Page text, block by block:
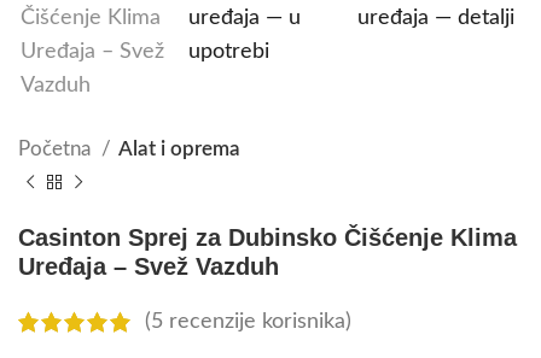
Početna Alat i oprema
Casinton Sprej za Dubinsko Čišćenje Klima
Uređaja – Svež Vazduh
(5 recenzije korisnika)